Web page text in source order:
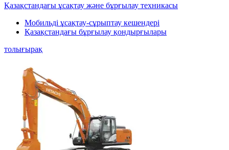
Қазақстандағы ұсақтау және бұрғылау техникасы
Мобильді ұсақтау-сұрыптау кешендері
Қазақстандағы бұрғылау қондырғылары
толығырақ